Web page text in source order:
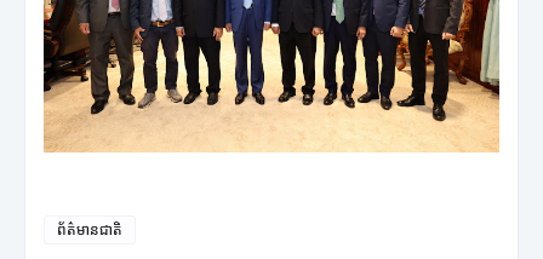
ព័ត៌មានជាតិ